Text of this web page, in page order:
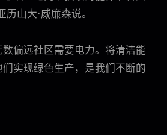
历山大·威廉森说。
数偏远社区需要电力。将清洁能
实现绿色生产，是我们不断的